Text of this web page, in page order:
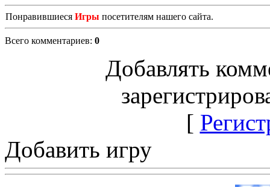
Понравившиеся Игры посетителям нашего сайта.
Всего комментариев: 0
Добавлять
[
Добавить игру